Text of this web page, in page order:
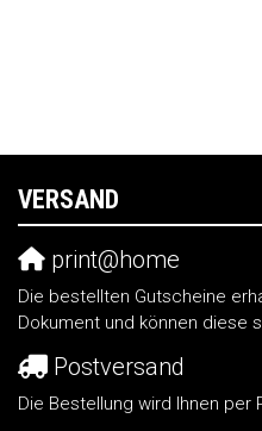
VERSAND
print@home
Die bestellten Gutscheine
Dokument und können diese
Postversand
Die Bestellung wird Ihnen per